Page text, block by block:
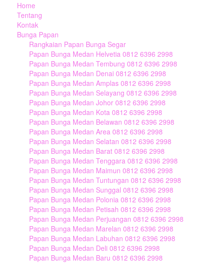
Home
Tentang
Kontak
Bunga Papan
Rangkaian Papan Bunga Segar
Papan Bunga Medan Helvetia 0812 6396 2998
Papan Bunga Medan Tembung 0812 6396 2998
Papan Bunga Medan Denai 0812 6396 2998
Papan Bunga Medan Amplas 0812 6396 2998
Papan Bunga Medan Selayang 0812 6396 2998
Papan Bunga Medan Johor 0812 6396 2998
Papan Bunga Medan Kota 0812 6396 2998
Papan Bunga Medan Belawan 0812 6396 2998
Papan Bunga Medan Area 0812 6396 2998
Papan Bunga Medan Selatan 0812 6396 2998
Papan Bunga Medan Barat 0812 6396 2998
Papan Bunga Medan Tenggara 0812 6396 2998
Papan Bunga Medan Maimun 0812 6396 2998
Papan Bunga Medan Tuntungan 0812 6396 2998
Papan Bunga Medan Sunggal 0812 6396 2998
Papan Bunga Medan Polonia 0812 6396 2998
Papan Bunga Medan Petisah 0812 6396 2998
Papan Bunga Medan Perjuangan 0812 6396 2998
Papan Bunga Medan Marelan 0812 6396 2998
Papan Bunga Medan Labuhan 0812 6396 2998
Papan Bunga Medan Deli 0812 6396 2998
Papan Bunga Medan Baru 0812 6396 2998